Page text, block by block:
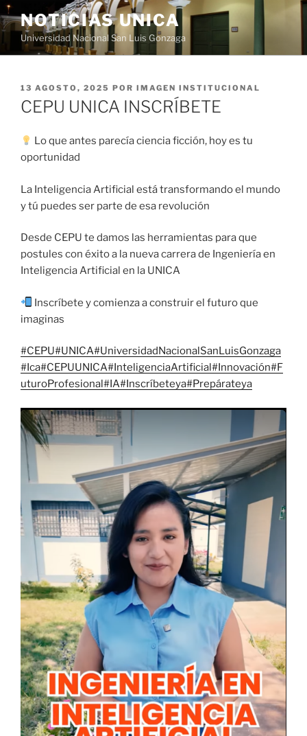
Saltar
al
contenido
NOTICIAS UNICA
Universidad Nacional San Luis Gonzaga
PUBLICADO
EL
13 AGOSTO, 2025 POR IMAGEN INSTITUCIONAL
CEPU UNICA INSCRÍBETE
Lo que antes parecía ciencia ficción, hoy es tu
oportunidad
La Inteligencia Artificial está transformando el mundo
y tú puedes ser parte de esa revolución
Desde CEPU te damos las herramientas para que
postules con éxito a la nueva carrera de Ingeniería en
Inteligencia Artificial en la UNICA
Inscríbete y comienza a construir el futuro que
imaginas
#CEPU#UNICA#UniversidadNacionalSanLuisGonzaga
#Ica#CEPUUNICA#InteligenciaArtificial#Innovación#F
uturoProfesional#IA#Inscríbeteya#Prepárateya